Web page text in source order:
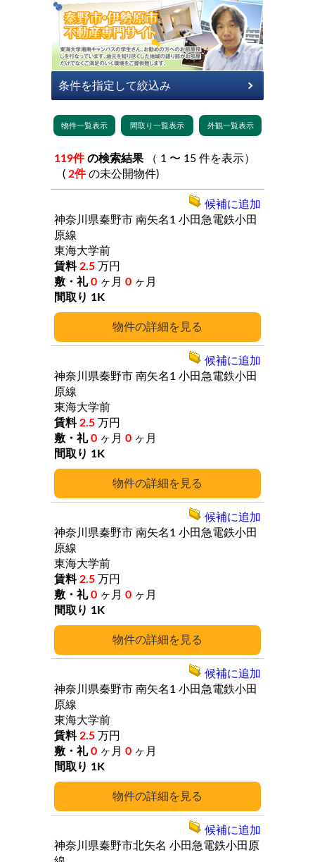
119件 の検索結果
( 2件 の未公開物件)
詳細
神奈川県秦野市 南矢名1 小田急電鉄小田
原線
東海大学前
2.5 万円
0 ヶ月 0 ヶ月
1K
候補に追加
詳細
神奈川県秦野市 南矢名1 小田急電鉄小田
原線
東海大学前
2.5 万円
0 ヶ月 0 ヶ月
1K
候補に追加
詳細
神奈川県秦野市 南矢名1 小田急電鉄小田
原線
東海大学前
2.5 万円
0 ヶ月 0 ヶ月
1K
候補に追加
詳細
神奈川県秦野市 南矢名1 小田急電鉄小田
原線
東海大学前
2.5 万円
0 ヶ月 0 ヶ月
1K
候補に追加
神奈川県秦野市北矢名 小田急電鉄小田原
候補に追加